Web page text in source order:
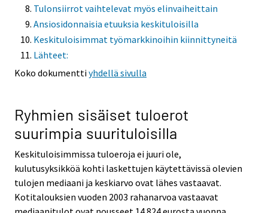
Tulonsiirrot vaihtelevat myös elinvaiheittain
Ansiosidonnaisia etuuksia keskituloisilla
Keskituloisimmat työmarkkinoihin kiinnittyneitä
Lähteet:
Koko dokumenttiyhdellä sivulla
Ryhmien sisäiset tuloerot
suurimpia suurituloisilla
Keskituloisimmissa tuloeroja ei juuri ole,
kulutusyksikköä kohti laskettujen käytettävissä olevien
tulojen mediaani ja keskiarvo ovat lähes vastaavat.
Kotitalouksien vuoden 2003 rahanarvoa vastaavat